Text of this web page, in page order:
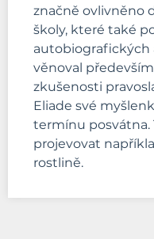
značně ovlivněno
školy, které také
autobiografických
věnoval
zkušenosti
Eliade své
termínu posvátna.
projevovat
rostlině.